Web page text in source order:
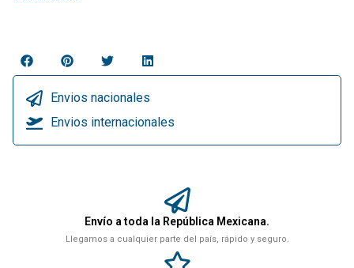
Envios nacionales
Envios internacionales
Envío a toda la República Mexicana.
Llegamos a cualquier parte del país, rápido y seguro.